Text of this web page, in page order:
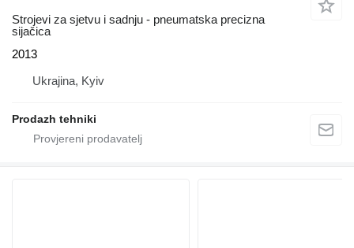
Strojevi za sjetvu i sadnju - pneumatska precizna
sijačica
2013
Ukrajina, Kyiv
Prodazh tehniki